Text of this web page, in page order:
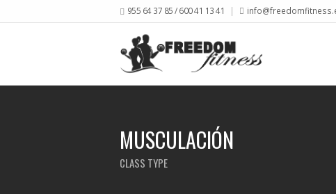
955 64 37 85 / 600 41 13 41
MUSCULACIÓN
CLASS TYPE